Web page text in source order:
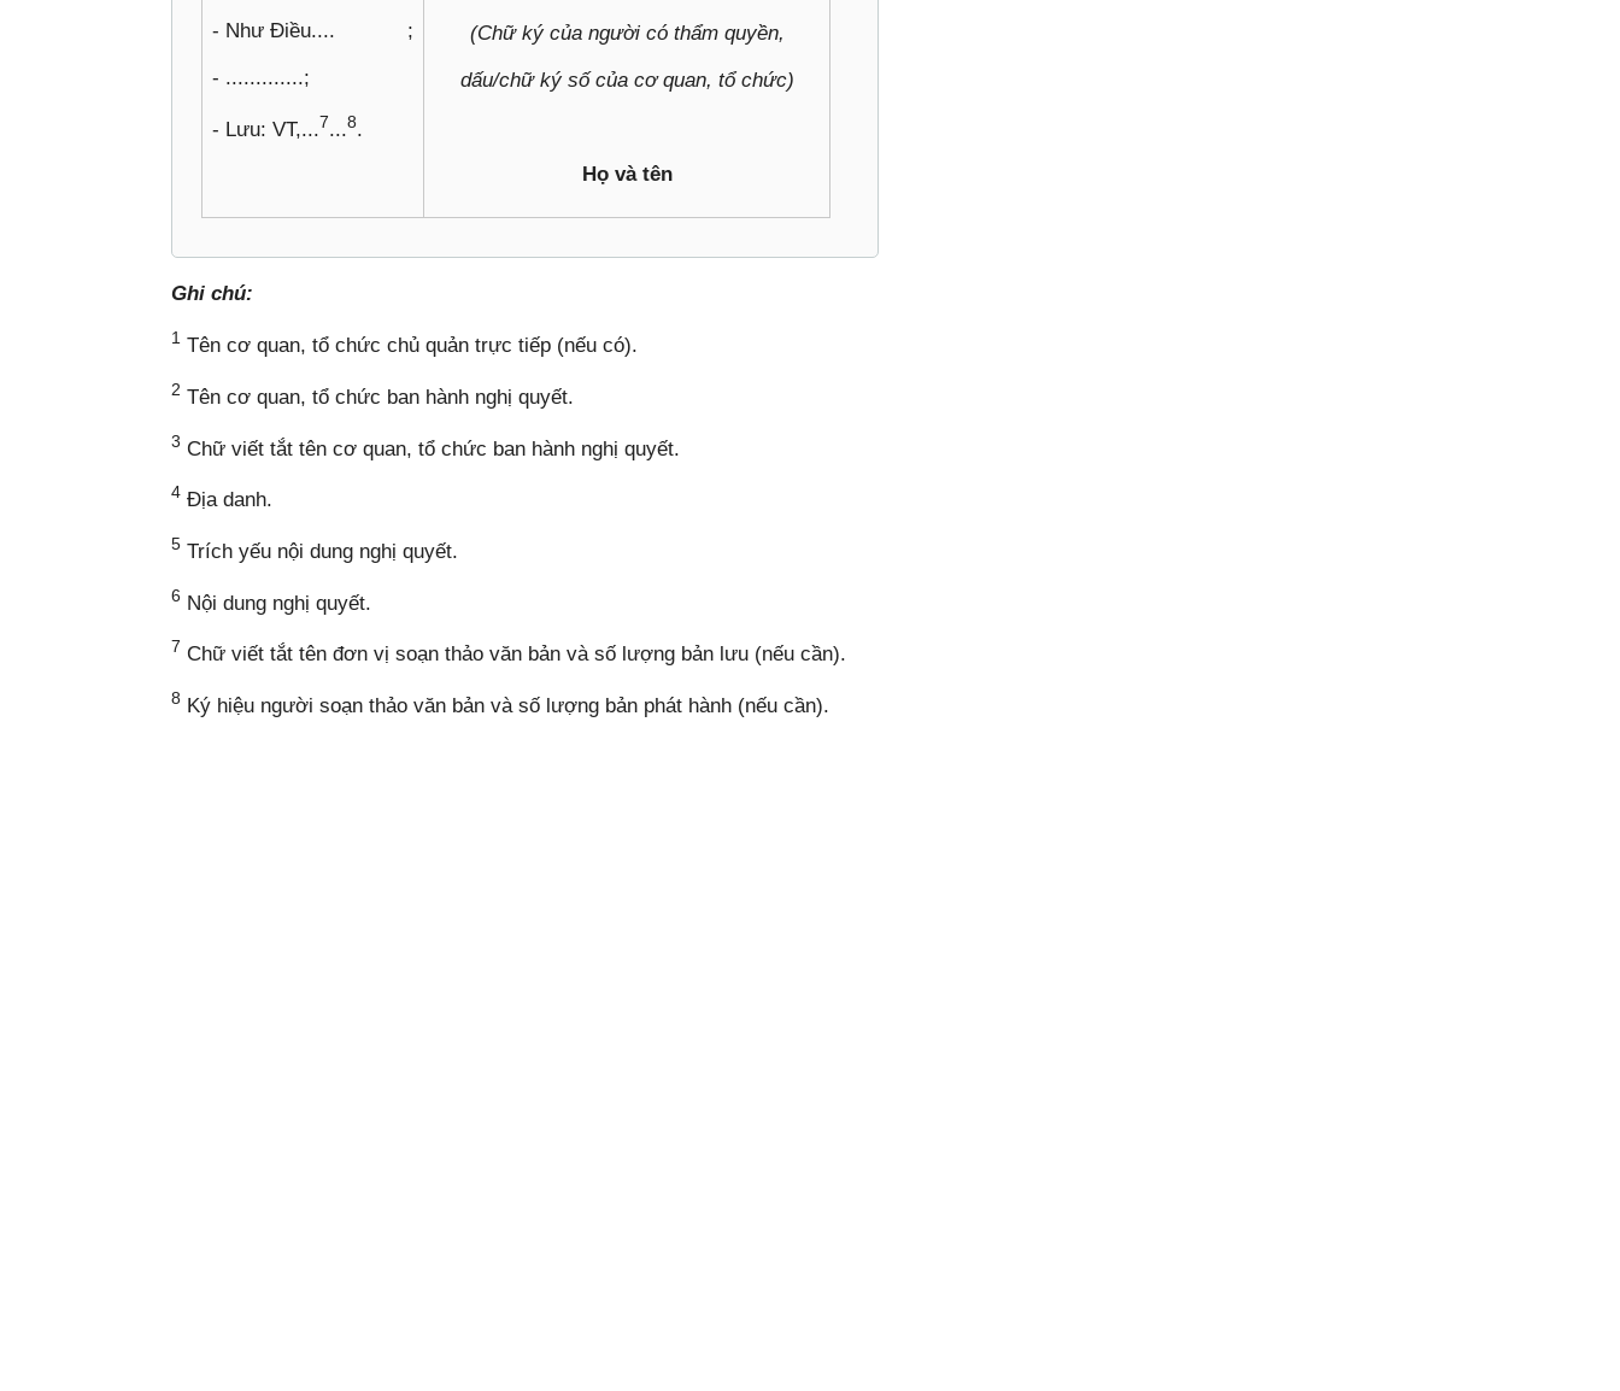
- Như Điều.... ;
- .............;
- Lưu: VT,...7...8.
(Chữ ký của người có thẩm quyền,
dấu/chữ ký số của cơ quan, tổ chức)
Họ và tên
Ghi chú:
1 Tên cơ quan, tổ chức chủ quản trực tiếp (nếu có).
2 Tên cơ quan, tổ chức ban hành nghị quyết.
3 Chữ viết tắt tên cơ quan, tổ chức ban hành nghị quyết.
4 Địa danh.
5 Trích yếu nội dung nghị quyết.
6 Nội dung nghị quyết.
7 Chữ viết tắt tên đơn vị soạn thảo văn bản và số lượng bản lưu (nếu cần).
8 Ký hiệu người soạn thảo văn bản và số lượng bản phát hành (nếu cần).